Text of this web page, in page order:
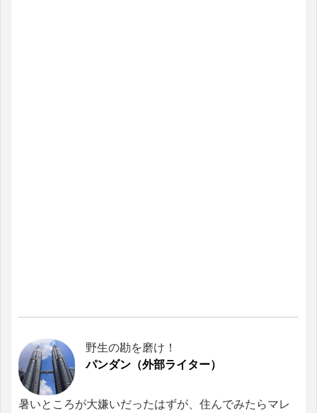
野生の勘を磨け！
パンダン（外部ライター）
暑いところが大嫌いだったはずが、住んでみたらマレ